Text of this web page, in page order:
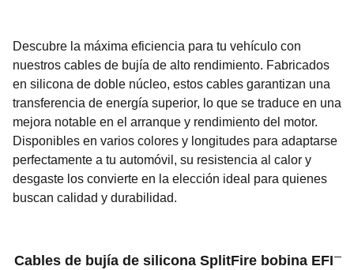
Descubre la máxima eficiencia para tu vehículo con
nuestros cables de bujía de alto rendimiento. Fabricados
en silicona de doble núcleo, estos cables garantizan una
transferencia de energía superior, lo que se traduce en una
mejora notable en el arranque y rendimiento del motor.
Disponibles en varios colores y longitudes para adaptarse
perfectamente a tu automóvil, su resistencia al calor y
desgaste los convierte en la elección ideal para quienes
buscan calidad y durabilidad.
Cables de bujía de silicona SplitFire bobina EFI